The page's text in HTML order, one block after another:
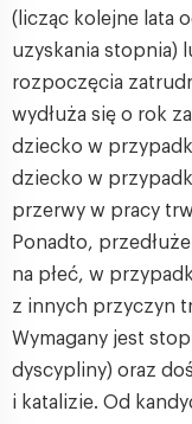
(licząc kolejne lata
uzyskania stopnia)
rozpoczęcia
wydłuża się o rok
dziecko w
dziecko w
przerwy w pracy
Ponadto,
na płeć, w
z innych przyczyn
Wymagany jest
dyscypliny) oraz
i katalizie. Od